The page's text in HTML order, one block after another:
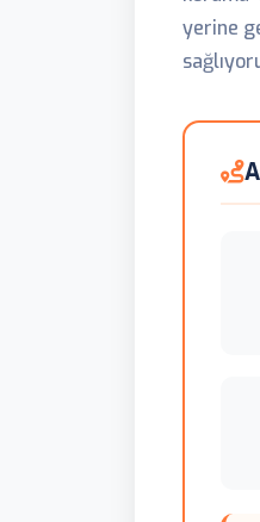
yerine